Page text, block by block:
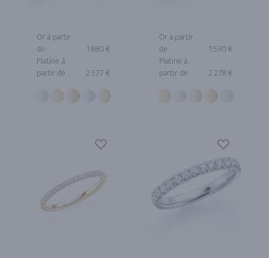
Or à partir
de
1 880 €
Platine à
partir de
2 577 €
Or à partir
de
1 530 €
Platine à
partir de
2 278 €